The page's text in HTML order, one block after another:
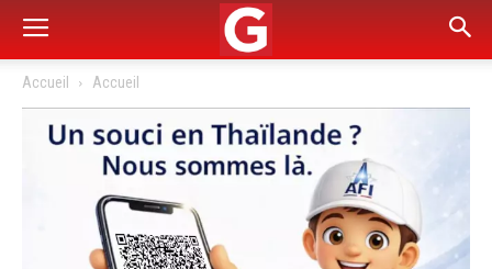
Accueil Accueil